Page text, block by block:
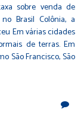
sobre venda de
Brasil Colônia, a
Em várias cidades
de terras. Em
São Francisco, São